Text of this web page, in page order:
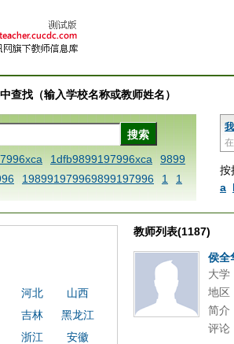
查找（输入学校名称或教师姓名）
按
a
1dfb9899197996xca
9899
198991979969899197996 1
1
blablaenddefine dfbxyzendtemplat
methodmultiply operand97996x
1dfbxca12
AAABBBCCCdefine blablaenddefin
dfbCCCBBBAAA
dfb989919
dfbmath key98991 methodmulti
教师列表(1187)
侯全
大学
地区
简介
评论
河北
山西
吉林
黑龙江
浙江
安徽